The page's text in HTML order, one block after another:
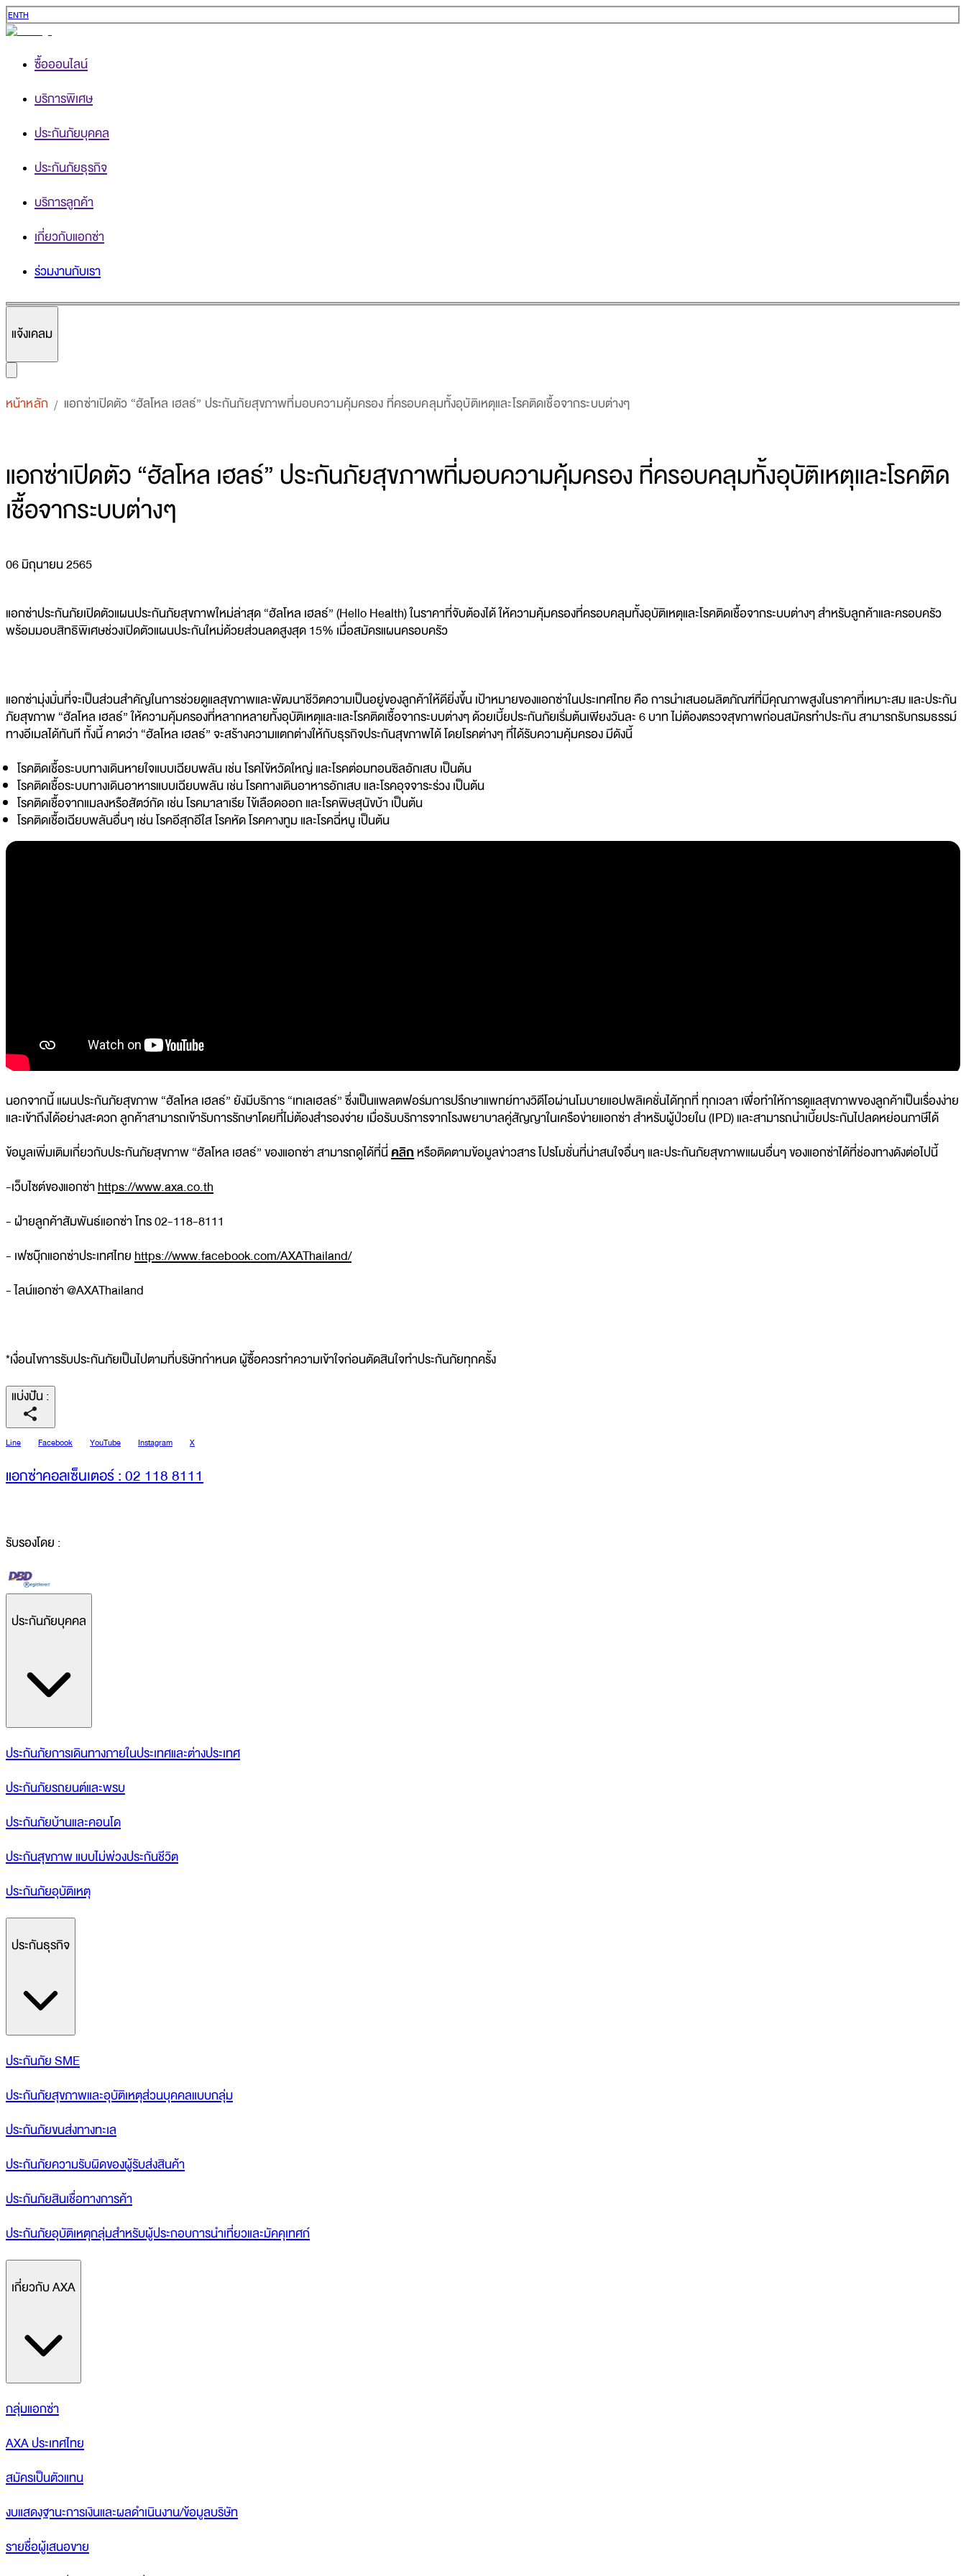
ENTH
ซื้อออนไลน์
บริการพิเศษ
ประกันภัยบุคคล
ประกันภัยธุรกิจ
บริการลูกค้า
เกี่ยวกับแอกซ่า
ร่วมงานกับเรา
แจ้งเคลม
หน้าหลัก / แอกซ่าเปิดตัว “ฮัลโหล เฮลธ์” ประกันภัยสุขภาพที่มอบความคุ้มครอง ที่ครอบคลุมทั้งอุบัติเหตุและโรคติดเชื้อจากระบบต่างๆ
แอกซ่าเปิดตัว “ฮัลโหล เฮลธ์” ประกันภัยสุขภาพที่มอบความคุ้มครอง ที่ครอบคลุมทั้งอุบัติเหตุและโรคติด
เชื้อจากระบบต่างๆ
06 มิถุนายน 2565
แอกซ่าประกันภัยเปิดตัวแผนประกันภัยสุขภาพใหม่ล่าสุด “ฮัลโหล เฮลธ์” (Hello Health) ในราคาที่จับต้องได้ ให้ความคุ้มครองที่ครอบคลุมทั้งอุบัติเหตุและโรคติดเชื้อจากระบบต่างๆ สำหรับลูกค้าและครอบครัว
พร้อมมอบสิทธิพิเศษช่วงเปิดตัวแผนประกันใหม่ด้วยส่วนลดสูงสุด 15% เมื่อสมัครแผนครอบครัว
แอกซ่ามุ่งมั่นที่จะเป็นส่วนสำคัญในการช่วยดูแลสุขภาพและพัฒนาชีวิตความเป็นอยู่ของลูกค้าให้ดียิ่งขึ้น เป้าหมายของแอกซ่าในประเทศไทย คือ การนำเสนอผลิตภัณฑ์ที่มีคุณภาพสูงในราคาที่เหมาะสม และประกัน
ภัยสุขภาพ “ฮัลโหล เฮลธ์” ให้ความคุ้มครองที่หลากหลายทั้งอุบัติเหตุและและโรคติดเชื้อจากระบบต่างๆ ด้วยเบี้ยประกันภัยเริ่มต้นเพียงวันละ 6 บาท ไม่ต้องตรวจสุขภาพก่อนสมัครทำประกัน สามารถรับกรมธรรม์
ทางอีเมลได้ทันที ทั้งนี้ คาดว่า “ฮัลโหล เฮลธ์” จะสร้างความแตกต่างให้กับธุรกิจประกันสุขภาพได้ โดยโรคต่างๆ ที่ได้รับความคุ้มครอง มีดังนี้
โรคติดเชื้อระบบทางเดินหายใจแบบเฉียบพลัน เช่น โรคไข้หวัดใหญ่ และโรคต่อมทอนซิลอักเสบ เป็นต้น
โรคติดเชื้อระบบทางเดินอาหารแบบเฉียบพลัน เช่น โรคทางเดินอาหารอักเสบ และโรคอุจจาระร่วง เป็นต้น
โรคติดเชื้อจากแมลงหรือสัตว์กัด เช่น โรคมาลาเรีย ไข้เลือดออก และโรคพิษสุนัขบ้า เป็นต้น
โรคติดเชื้อเฉียบพลันอื่นๆ เช่น โรคอีสุกอีใส โรคหัด โรคคางทูม และโรคฉี่หนู เป็นต้น
นอกจากนี้ แผนประกันภัยสุขภาพ “ฮัลโหล เฮลธ์” ยังมีบริการ “เทเลเฮลธ์” ซึ่งเป็นแพลตฟอร์มการปรึกษาแพทย์ทางวิดีโอผ่านโมบายแอปพลิเคชั่นได้ทุกที่ ทุกเวลา เพื่อทำให้การดูแลสุขภาพของลูกค้าเป็นเรื่องง่าย
และเข้าถึงได้อย่างสะดวก ลูกค้าสามารถเข้ารับการรักษาโดยที่ไม่ต้องสำรองจ่าย เมื่อรับบริการจากโรงพยาบาลคู่สัญญาในเครือข่ายแอกซ่า สำหรับผู้ป่วยใน (IPD) และสามารถนำเบี้ยประกันไปลดหย่อนภาษีได้
ข้อมูลเพิ่มเติมเกี่ยวกับประกันภัยสุขภาพ “ฮัลโหล เฮลธ์” ของแอกซ่า สามารถดูได้ที่นี่คลิกหรือติดตามข้อมูลข่าวสาร โปรโมชั่นที่น่าสนใจอื่นๆ และประกันภัยสุขภาพแผนอื่นๆ ของแอกซ่าได้ที่ช่องทางดังต่อไปนี้
-เว็บไซต์ของแอกซ่าhttps://www.axa.co.th
- ฝ่ายลูกค้าสัมพันธ์แอกซ่า โทร 02-118-8111
- เฟซบุ๊กแอกซ่าประเทศไทย https://www.facebook.com/AXAThailand/
- ไลน์แอกซ่า @AXAThailand
*เงื่อนไขการรับประกันภัยเป็นไปตามที่บริษัทกำหนด ผู้ซื้อควรทำความเข้าใจก่อนตัดสินใจทำประกันภัยทุกครั้ง
แบ่งปัน:
Line Facebook YouTube Instagram X
แอกซ่าคอลเซ็นเตอร์ : 02 118 8111
รับรองโดย :
ประกันภัยบุคคล
ประกันภัยการเดินทางภายในประเทศและต่างประเทศ
ประกันภัยรถยนต์และพรบ
ประกันภัยบ้านและคอนโด
ประกันสุขภาพ แบบไม่พ่วงประกันชีวิต
ประกันภัยอุบัติเหตุ
ประกันธุรกิจ
ประกันภัย SME
ประกันภัยสุขภาพและอุบัติเหตุส่วนบุคคลแบบกลุ่ม
ประกันภัยขนส่งทางทะเล
ประกันภัยความรับผิดของผู้รับส่งสินค้า
ประกันภัยสินเชื่อทางการค้า
ประกันภัยอุบัติเหตุกลุ่มสำหรับผู้ประกอบการนำเที่ยวและมัคคุเทศก์
เกี่ยวกับ AXA
กลุ่มแอกซ่า
AXA ประเทศไทย
สมัครเป็นตัวแทน
งบแสดงฐานะการเงินและผลดำเนินงาน/ข้อมูลบริษัท
รายชื่อผู้เสนอขาย